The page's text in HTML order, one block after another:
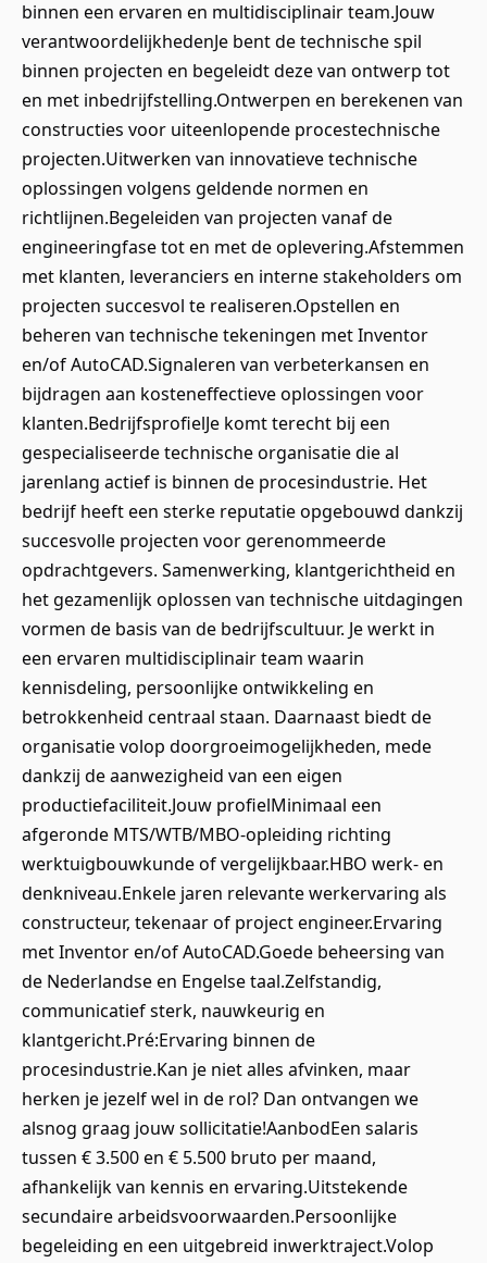
binnen een ervaren en multidisciplinair team.Jouw
verantwoordelijkhedenJe bent de technische spil
binnen projecten en begeleidt deze van ontwerp tot
en met inbedrijfstelling.Ontwerpen en berekenen van
constructies voor uiteenlopende procestechnische
projecten.Uitwerken van innovatieve technische
oplossingen volgens geldende normen en
richtlijnen.Begeleiden van projecten vanaf de
engineeringfase tot en met de oplevering.Afstemmen
met klanten, leveranciers en interne stakeholders om
projecten succesvol te realiseren.Opstellen en
beheren van technische tekeningen met Inventor
en/of AutoCAD.Signaleren van verbeterkansen en
bijdragen aan kosteneffectieve oplossingen voor
klanten.BedrijfsprofielJe komt terecht bij een
gespecialiseerde technische organisatie die al
jarenlang actief is binnen de procesindustrie. Het
bedrijf heeft een sterke reputatie opgebouwd dankzij
succesvolle projecten voor gerenommeerde
opdrachtgevers. Samenwerking, klantgerichtheid en
het gezamenlijk oplossen van technische uitdagingen
vormen de basis van de bedrijfscultuur. Je werkt in
een ervaren multidisciplinair team waarin
kennisdeling, persoonlijke ontwikkeling en
betrokkenheid centraal staan. Daarnaast biedt de
organisatie volop doorgroeimogelijkheden, mede
dankzij de aanwezigheid van een eigen
productiefaciliteit.Jouw profielMinimaal een
afgeronde MTS/WTB/MBO-opleiding richting
werktuigbouwkunde of vergelijkbaar.HBO werk- en
denkniveau.Enkele jaren relevante werkervaring als
constructeur, tekenaar of project engineer.Ervaring
met Inventor en/of AutoCAD.Goede beheersing van
de Nederlandse en Engelse taal.Zelfstandig,
communicatief sterk, nauwkeurig en
klantgericht.Pré:Ervaring binnen de
procesindustrie.Kan je niet alles afvinken, maar
herken je jezelf wel in de rol? Dan ontvangen we
alsnog graag jouw sollicitatie!AanbodEen salaris
tussen € 3.500 en € 5.500 bruto per maand,
afhankelijk van kennis en ervaring.Uitstekende
secundaire arbeidsvoorwaarden.Persoonlijke
begeleiding en een uitgebreid inwerktraject.Volop